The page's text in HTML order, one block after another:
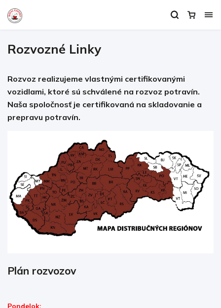
Rozvozné Linky
Rozvoz realizujeme vlastnými certifikovanými
vozidlami, ktoré sú schválené na rozvoz potravín.
Naša spoločnosť je certifikovaná na skladovanie a
prepravu potravín.
Plán rozvozov
Pondelok: